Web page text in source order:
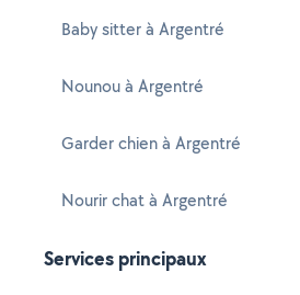
Baby sitter à Argentré
Nounou à Argentré
Garder chien à Argentré
Nourir chat à Argentré
Services principaux